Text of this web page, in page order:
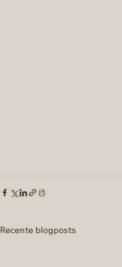
Recente blogposts